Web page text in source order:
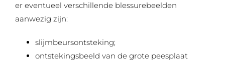
er eventueel verschillende blessurebeelden
aanwezig zijn:
slijmbeursontsteking;
ontstekingsbeeld van de grote peesplaat